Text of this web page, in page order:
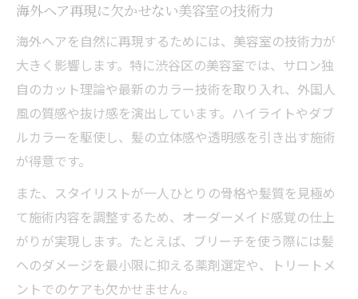
海外ヘア再現に欠かせない美容室の技術力
海外ヘアを自然に再現するためには、美容室の技術力が
大きく影響します。特に渋谷区の美容室では、サロン独
自のカット理論や最新のカラー技術を取り入れ、外国人
風の質感や抜け感を演出しています。ハイライトやダブ
ルカラーを駆使し、髪の立体感や透明感を引き出す施術
が得意です。
また、スタイリストが一人ひとりの骨格や髪質を見極め
て施術内容を調整するため、オーダーメイド感覚の仕上
がりが実現します。たとえば、ブリーチを使う際には髪
へのダメージを最小限に抑える薬剤選定や、トリートメ
ントでのケアも欠かせません。